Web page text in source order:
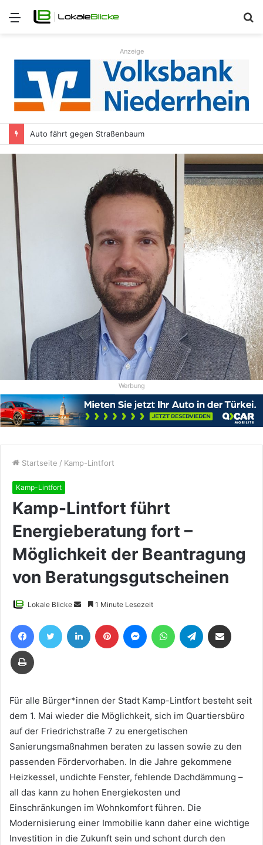
Menü
Anzeige
Auto fährt gegen Straßenbaum
Werbung
Startseite / Kamp-Lintfort
Kamp-Lintfort
Kamp-Lintfort führt
Energieberatung fort –
Möglichkeit der Beantragung
von Beratungsgutscheinen
Lokale Blicke
Sende
eine
E-
1 Minute Lesezeit
FacebookTwitter LinkedIn Pinterest MessengerWhatsAppTelegram
Drucken
Für alle Bürger*innen der Stadt Kamp-Lintfort besteht seit
dem 1. Mai wieder die Möglichkeit, sich im Quartiersbüro
auf der Friedrichstraße 7 zu energetischen
Sanierungsmaßnahmen beraten zu lassen sowie zu den
passenden Fördervorhaben. In die Jahre gekommene
Heizkessel, undichte Fenster, fehlende Dachdämmung –
all das kann zu hohen Energiekosten und
Einschränkungen im Wohnkomfort führen. Die
Modernisierung einer Immobilie kann daher eine wichtige
Investition in die Zukunft sein und schont durch den